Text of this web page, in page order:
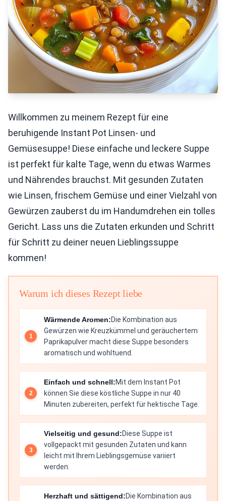
Willkommen zu meinem Rezept für eine
beruhigende Instant Pot Linsen- und
Gemüsesuppe! Diese einfache und leckere Suppe
ist perfekt für kalte Tage, wenn du etwas Warmes
und Nährendes brauchst. Mit gesunden Zutaten
wie Linsen, frischem Gemüse und einer Vielzahl von
Gewürzen zauberst du im Handumdrehen ein tolles
Gericht. Lass uns die Zutaten erkunden und Schritt
für Schritt zu deiner neuen Lieblingssuppe
kommen!
Warum ich dieses Rezept liebe
Wärmende Aromen:Die Kombination aus
Gewürzen wie Kreuzkümmel und geräuchertem
Paprikapulver macht diese Suppe besonders
aromatisch und wohltuend.
Einfach und schnell:Mit dem Instant Pot
können Sie diese köstliche Suppe in nur 40
Minuten zubereiten, perfekt für hektische Tage.
Vielseitig und gesund:Diese Suppe ist
vollgepackt mit gesunden Zutaten und kann
leicht mit Ihrem Lieblingsgemüse variiert
werden.
Herzhaft und sättigend:Die Kombination aus